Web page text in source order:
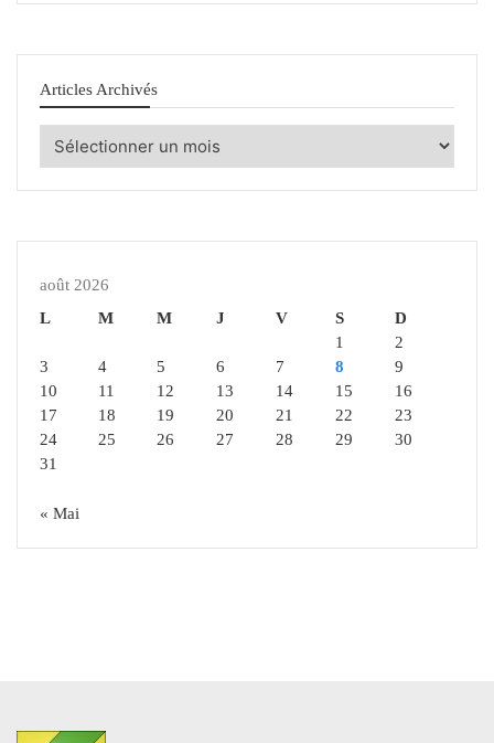
Articles Archivés
Articles
août 2026
L
M M J V S
D
1
2
3
4 5 6 7 8
9
10
11 12 13 14 15
16
17
18 19 20 21 22
23
24
25 26 27 28 29
30
31
« Mai